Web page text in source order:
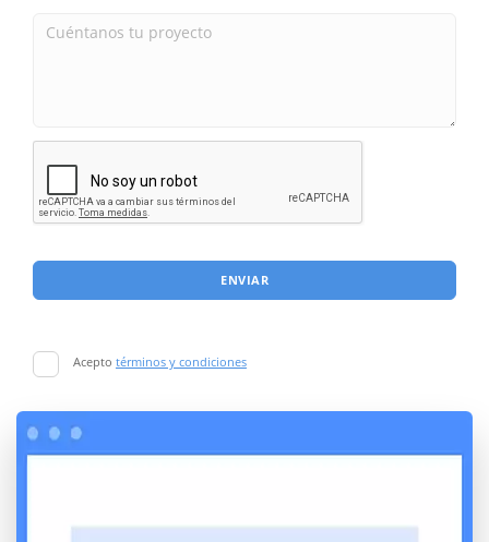
ENVIAR
Acepto términos y condiciones